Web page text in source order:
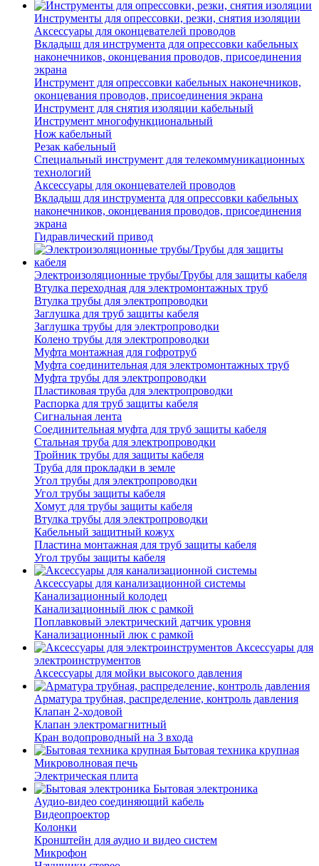
Инструменты для опрессовки, резки, снятия изоляции
Аксессуары для оконцевателей проводов
Вкладыш для инструмента для опрессовки кабельных
наконечников, оконцевания проводов, присоединения
экрана
Инструмент для опрессовки кабельных наконечников,
оконцевания проводов, присоединения экрана
Инструмент для снятия изоляции кабельный
Инструмент многофункциональный
Нож кабельный
Резак кабельный
Специальный инструмент для телекоммуникационных
технологий
Аксессуары для оконцевателей проводов
Вкладыш для инструмента для опрессовки кабельных
наконечников, оконцевания проводов, присоединения
экрана
Гидравлический привод
Электроизоляционные трубы/Трубы для защиты кабеля
Втулка переходная для электромонтажных труб
Втулка трубы для электропроводки
Заглушка для труб защиты кабеля
Заглушка трубы для электропроводки
Колено трубы для электропроводки
Муфта монтажная для гофротруб
Муфта соединительная для электромонтажных труб
Муфта трубы для электропроводки
Пластиковая труба для электропроводки
Распорка для труб защиты кабеля
Сигнальная лента
Соединительная муфта для труб защиты кабеля
Стальная труба для электропроводки
Тройник трубы для защиты кабеля
Труба для прокладки в земле
Угол трубы для электропроводки
Угол трубы защиты кабеля
Хомут для трубы защиты кабеля
Втулка трубы для электропроводки
Кабельный защитный кожух
Пластина монтажная для труб защиты кабеля
Угол трубы защиты кабеля
Аксессуары для канализационной системы
Канализационный колодец
Канализационный люк с рамкой
Поплавковый электрический датчик уровня
Канализационный люк с рамкой
Аксессуары для
электроинструментов
Аксессуары для мойки высокого давления
Арматура трубная, распределение, контроль давления
Клапан 2-ходовой
Клапан электромагнитный
Кран водопроводный на 3 входа
Бытовая техника крупная
Микроволновая печь
Электрическая плита
Бытовая электроника
Аудио-видео соединяющий кабель
Видеопроектор
Колонки
Кронштейн для аудио и видео систем
Микрофон